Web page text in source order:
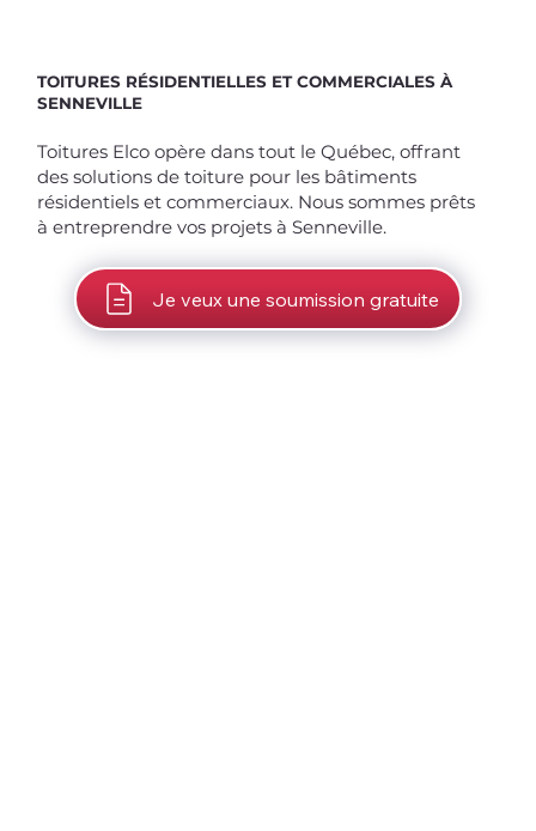
TOITURES RÉSIDENTIELLES ET COMMERCIALES À
SENNEVILLE
Toitures Elco opère dans tout le Québec, offrant
des solutions de toiture pour les bâtiments
résidentiels et commerciaux. Nous sommes prêts
à entreprendre vos projets à Senneville.
Je veux une soumission gratuite